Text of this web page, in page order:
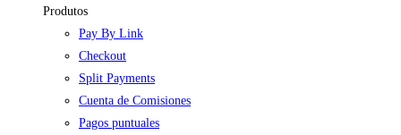
Produtos
Pay By Link
Checkout
Split Payments
Cuenta de Comisiones
Pagos puntuales